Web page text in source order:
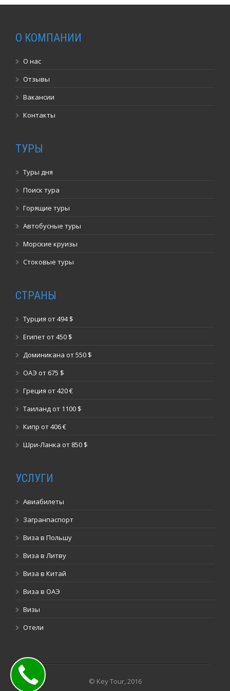
О КОМПАНИИ
О нас
Отзывы
Вакансии
Контакты
ТУРЫ
Туры дня
Поиск тура
Горящие туры
Автобусные туры
Морские круизы
Стоковые туры
СТРАНЫ
Турция от 494 $
Египет от 450 $
Доминикана от 550 $
ОАЭ от 675 $
Греция от 420 €
Таиланд от 1100 $
Кипр от 406 €
Шри-Ланка от 850 $
УСЛУГИ
Авиабилеты
Загранпаспорт
Виза в Польшу
Виза в Литву
Виза в Китай
Виза в ОАЭ
Визы
Отели
© Key Tour, 2016